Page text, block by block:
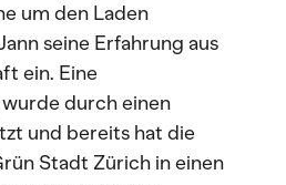
um den Laden
seine Erfahrung aus
ein. Eine
durch einen
und bereits hat die
Stadt Zürich in einen